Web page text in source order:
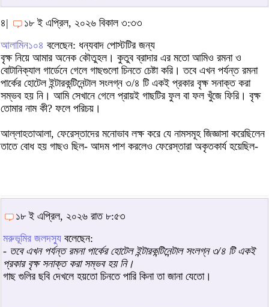
৪|
১৮ ই এপ্রিল, ২০২৬ বিকাল ৩:৩৩
আলামিন১০৪ বলেছেন: ধন্যবাদ পোস্টটির জন্য
বৃক্ষ নিয়ে আমার অনেক কৌতুহল। কুতুব ব্রাদার এর মতো আমিও রমনা ও
বোটানিক্যাল গার্ডেনে গেলে গাছগুলো চিনতে চেষ্টা করি। তবে এখন পর্যন্ত রমনা
পার্কের হোটেল ইন্টারকন্টিনেন্টাল সংলগ্ন ৩/৪ টি একই প্রকার বৃক্ষ সনাক্ত করা
সম্ভব হয় নি। আমি সেখানে গেলে প্রায়ই গাছটির ফুল বা ফল খুঁজে ফিরি। বৃক্ষ
তোমার নাম কী? ফলে পরিচয়।
আল্লাহতাআলা, ফেরেস্তাদের মনোভাব লক্ষ করে যে নামসমূহ জিজ্ঞাসা করেছিলেন
তাতে বোধ হয় গাছও ছিল- আদম পাশ করলেও ফেরেস্তারা অকৃতকার্য হয়েছিল-
১৮ ই এপ্রিল, ২০২৬ রাত ৮:৫৩
মরুভূমির জলদস্যু বলেছেন:
- তবে এখন পর্যন্ত রমনা পার্কের হোটেল ইন্টারকন্টিনেন্টাল সংলগ্ন ৩/৪ টি একই
প্রকার বৃক্ষ সনাক্ত করা সম্ভব হয় নি।
গাছ গুলির ছবি দেখলে হয়তো চিনতে পারি কিনা তা জানা যেতো।